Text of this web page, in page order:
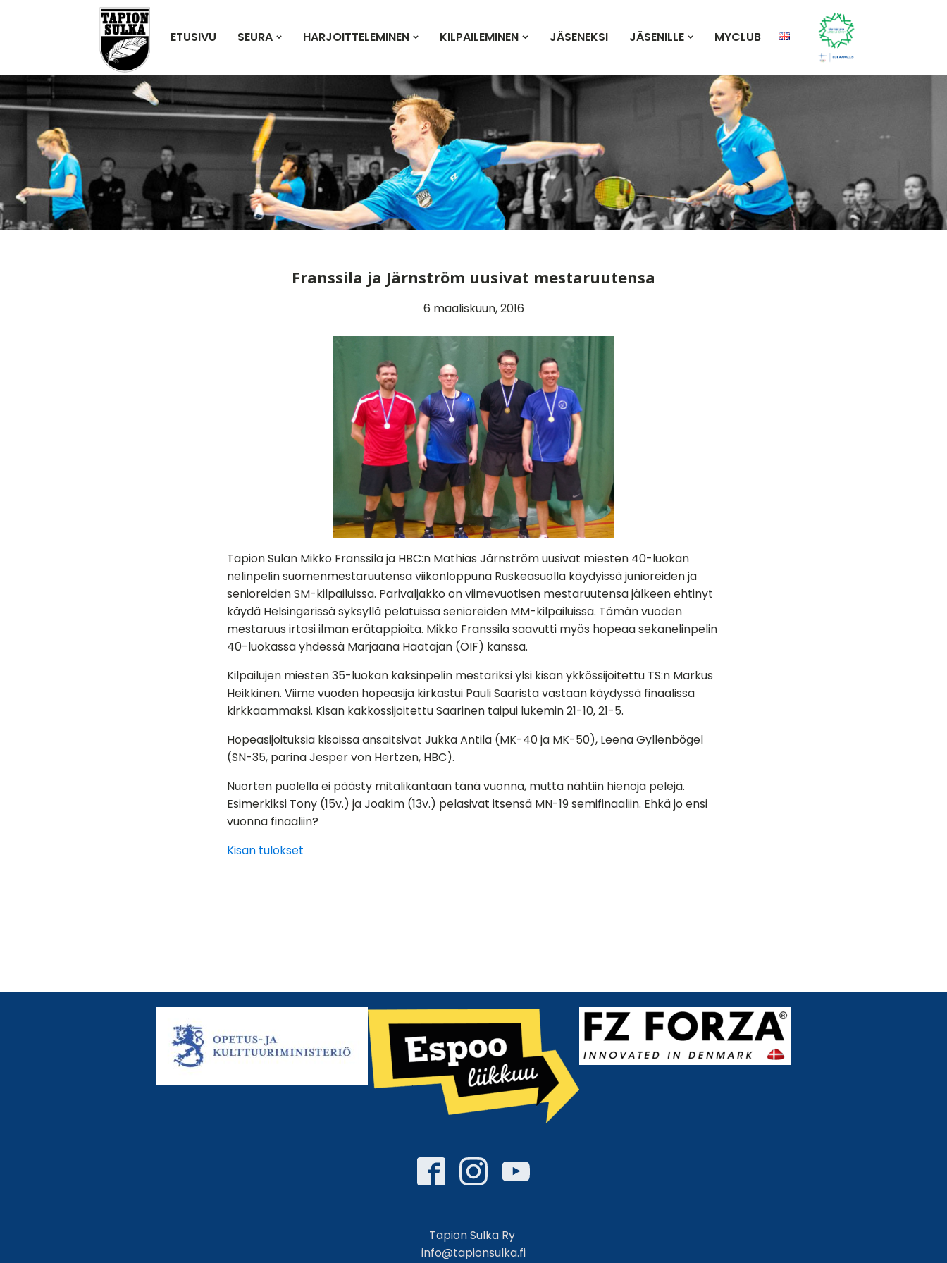
ETUSIVU SEURA HARJOITTELEMINEN KILPAILEMINEN JÄSENEKSI JÄSENILLE MYCLUB
Franssila ja Järnström uusivat mestaruutensa
6 maaliskuun, 2016
Tapion Sulan Mikko Franssila ja HBC:n Mathias Järnström uusivat miesten 40-luokan
nelinpelin suomenmestaruutensa viikonloppuna Ruskeasuolla käydyissä junioreiden ja
senioreiden SM-kilpailuissa. Parivaljakko on viimevuotisen mestaruutensa jälkeen ehtinyt
käydä Helsingørissä syksyllä pelatuissa senioreiden MM-kilpailuissa. Tämän vuoden
mestaruus irtosi ilman erätappioita. Mikko Franssila saavutti myös hopeaa sekanelinpelin
40-luokassa yhdessä Marjaana Haatajan (ÖIF) kanssa.
Kilpailujen miesten 35-luokan kaksinpelin mestariksi ylsi kisan ykkössijoitettu TS:n Markus
Heikkinen. Viime vuoden hopeasija kirkastui Pauli Saarista vastaan käydyssä finaalissa
kirkkaammaksi. Kisan kakkossijoitettu Saarinen taipui lukemin 21-10, 21-5.
Hopeasijoituksia kisoissa ansaitsivat Jukka Antila (MK-40 ja MK-50), Leena Gyllenbögel
(SN-35, parina Jesper von Hertzen, HBC).
Nuorten puolella ei päästy mitalikantaan tänä vuonna, mutta nähtiin hienoja pelejä.
Esimerkiksi Tony (15v.) ja Joakim (13v.) pelasivat itsensä MN-19 semifinaaliin. Ehkä jo ensi
vuonna finaaliin?
Kisan tulokset
Tapion Sulka Ry
info@tapionsulka.fi